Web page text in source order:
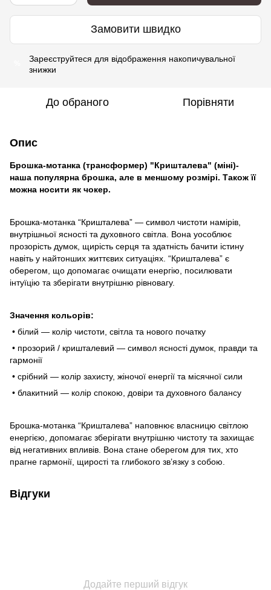
Замовити швидко
Зареєструйтеся для відображення накопичувальної
знижки
До обраного Порівняти
Опис
Брошка-мотанка (трансформер) "Кришталева" (міні)-
наша популярна брошка, але в меншому розмірі. Також її
можна носити як чокер.
Брошка-мотанка “Кришталева” — символ чистоти намірів,
внутрішньої ясності та духовного світла. Вона уособлює
прозорість думок, щирість серця та здатність бачити істину
навіть у найтонших життєвих ситуаціях. “Кришталева” є
оберегом, що допомагає очищати енергію, посилювати
інтуїцію та зберігати внутрішню рівновагу.
Значення кольорів:
• білий — колір чистоти, світла та нового початку
• прозорий / кришталевий — символ ясності думок, правди та
гармонії
• срібний — колір захисту, жіночої енергії та місячної сили
• блакитний — колір спокою, довіри та духовного балансу
Брошка-мотанка “Кришталева” наповнює власницю світлою
енергією, допомагає зберігати внутрішню чистоту та захищає
від негативних впливів. Вона стане оберегом для тих, хто
прагне гармонії, щирості та глибокого зв’язку з собою.
Відгуки
Додайте перший відгук